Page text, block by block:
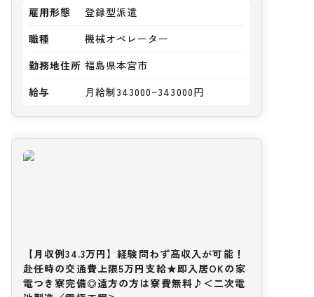
雇用形態
登録型派遣
職種
機械オペレーター
勤務地住所 福島県本宮市
給与
月給制343000~343000円
【月収例34.3万円】経験問わず高収入が可能！
赴任時の交通費上限5万円支給★即入居OKの家
電つき寮完備◎遠方の方は寮費無料♪＜二次電